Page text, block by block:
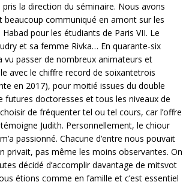
la direction du séminaire. Nous avons
communiqué en amont sur les
pour les étudiants de Paris VII. Le
et sa femme Rivka… En quarante-six
passer de nombreux animateurs et
avec le chiffre record de soixantetrois
en 2017), pour moitié issues du double
futures doctoresses et tous les niveaux de
de fréquenter tel ou tel cours, car l’offre
Judith. Personnellement, le chiour
passionné. Chacune d’entre nous pouvait
privait, pas même les moins observantes. On
décidé d’accomplir davantage de mitsvot
étions comme en famille et c’est essentiel